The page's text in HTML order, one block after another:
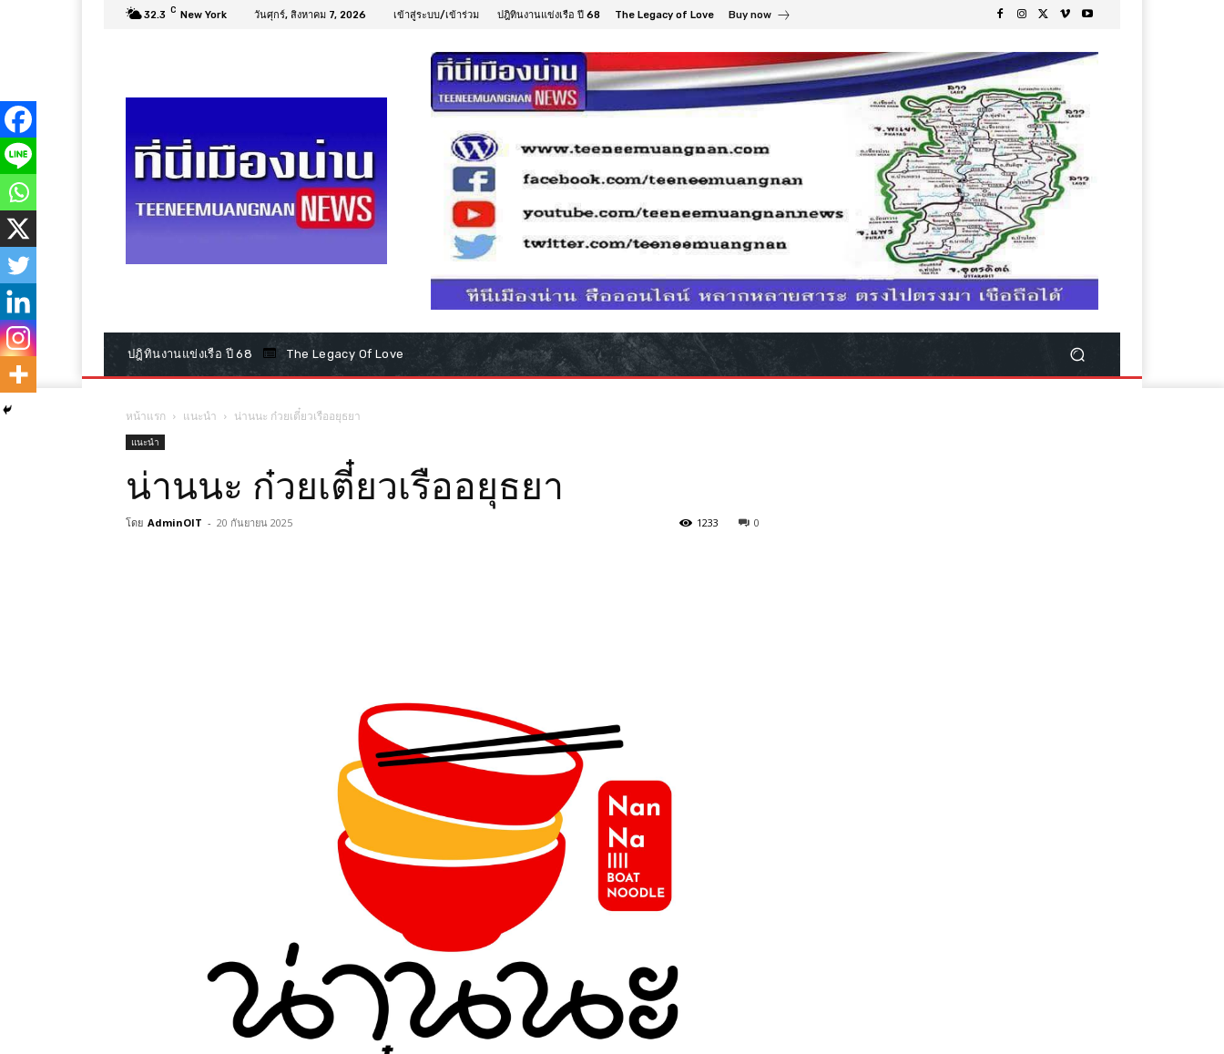
32.3 C New York วันศุกร์, สิงหาคม 7, 2026 เข้าสู่ระบบ/เข้าร่วม ปฎิทินงานแข่งเรือ ปี 68 The Legacy of Love Buy now
ปฎิทินงานแข่งเรือ ปี 68 The Legacy Of Love
หน้าแรก แนะนำ น่านนะ ก๋วยเตี๋ยวเรืออยุธยา
แนะนำ
น่านนะ ก๋วยเตี๋ยวเรืออยุธยา
โดย AdminOIT - 20 กันยายน 2025 0
1233